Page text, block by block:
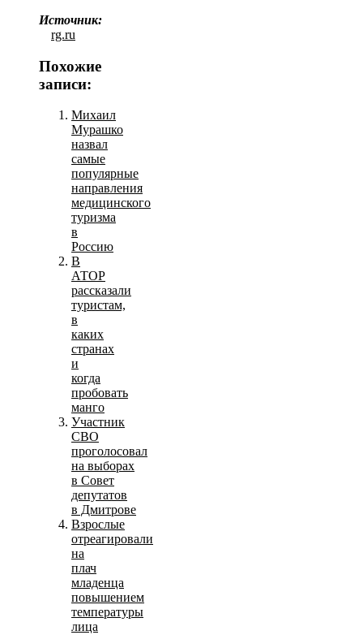
Источник:
rg.ru
Похожие
записи:
Михаил
Мурашко
назвал
самые
популярные
направления
медицинского
туризма
в
Россию
В
АТОР
рассказали
туристам,
в
каких
странах
и
когда
пробовать
манго
Участник
СВО
проголосовал
на выборах
в Совет
депутатов
в Дмитрове
Взрослые
отреагировали
на
плач
младенца
повышением
температуры
лица